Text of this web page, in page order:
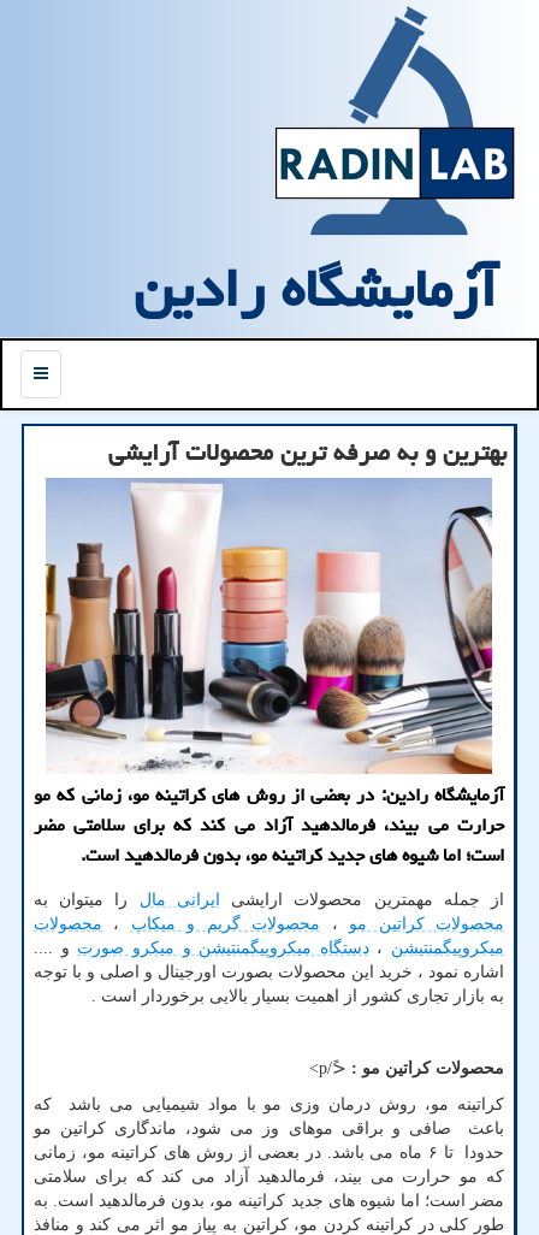
آزمایشگاه رادین
منو
بهترین و به صرفه ترین محصولات آرایشی
آزمایشگاه رادین: در بعضی از روش های كراتینه مو، زمانی كه مو
حرارت می بیند، فرمالدهید آزاد می كند كه برای سلامتی مضر
است؛ اما شیوه های جدید كراتینه مو، بدون فرمالدهید است.
از جمله مهمترین محصولات ارایشی ایرانی مال را میتوان به
محصولات کراتین مو ، محصولات گریم و میکاپ ، محصولات
میکروپیگمنتیشن ،دستگاه میکروپیگمنتیشن و میکرو صورت و ....
اشاره نمود ، خرید این محصولات بصورت اورجینال و اصلی و با توجه
به بازار تجاری کشور از اهمیت بسیار بالایی برخوردار است .
محصولات کراتین مو : <ً/p>
کراتینه مو، روش درمان وزی مو با مواد شیمیایی می باشد که
باعث صافی و براقی موهای وز می شود، ماندگاری کراتین مو
حدودا تا ۶ ماه می باشد. در بعضی از روش های کراتینه مو، زمانی
که مو حرارت می بیند، فرمالدهید آزاد می کند که برای سلامتی
مضر است؛ اما شیوه های جدید کراتینه مو، بدون فرمالدهید است. به
طور کلی در کراتینه کردن مو، کراتین به پیاز مو اثر می کند و منافذ